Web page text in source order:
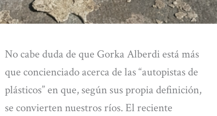
No cabe duda de que Gorka Alberdi está más
que concienciado acerca de las “autopistas de
plásticos” en que, según sus propia definición,
se convierten nuestros ríos. El reciente